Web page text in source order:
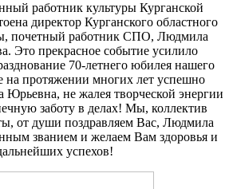
работник культуры Курганской
директор Курганского областного
почетный работник СПО, Людмила
Это прекрасное событие усилило
70-летнего юбилея нашего
на протяжении многих лет успешно
Юрьевна, не жалея творческой энергии
заботу в делах! Мы, коллектив
от души поздравляем Вас, Людмила
званием и желаем Вам здоровья и
успехов!